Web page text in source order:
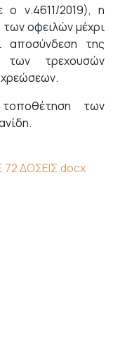
ν.4611/2019), η
οφειλών μέχρι
αποσύνδεση της
τρεχουσών
τοποθέτηση των
72 ΔΟΣΕΙΣ.docx